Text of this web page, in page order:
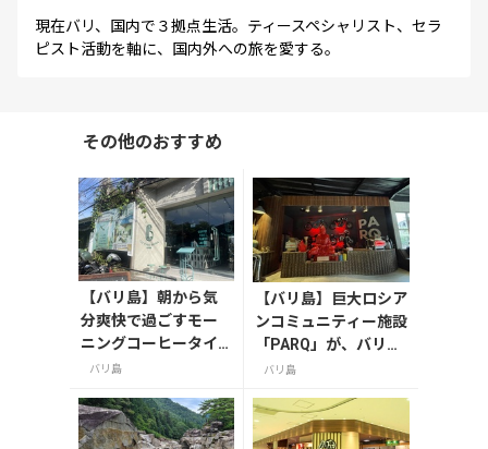
現在バリ、国内で３拠点生活。ティースペシャリスト、セラ
ピスト活動を軸に、国内外への旅を愛する。
その他のおすすめ
【バリ島】朝から気
分爽快で過ごすモー
ニングコーヒータイ
ム/サヌール
バリ島
【バリ島】巨大ロシア
ンコミュニティー施設
「PARQ」が、バリ当
局より一時営業停止命
バリ島